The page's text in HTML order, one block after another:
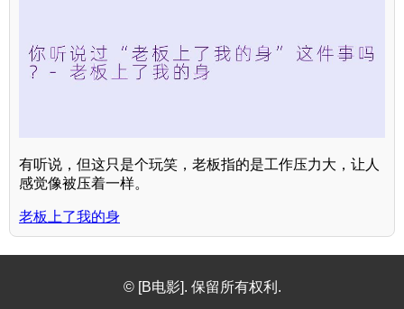
有听说，但这只是个玩笑，老板指的是工作压力大，让人
感觉像被压着一样。
老板上了我的身
© [B电影]. 保留所有权利.